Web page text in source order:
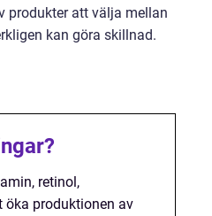
produkter att välja mellan
kan göra skillnad.
retinol,
öka produktionen av